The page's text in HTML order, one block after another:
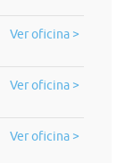
Ver oficina >
Ver oficina >
Ver oficina >